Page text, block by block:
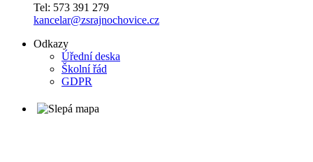
Tel: 573 391 279
kancelar@zsrajnochovice.cz
Odkazy
Úřední deska
Školní řád
GDPR